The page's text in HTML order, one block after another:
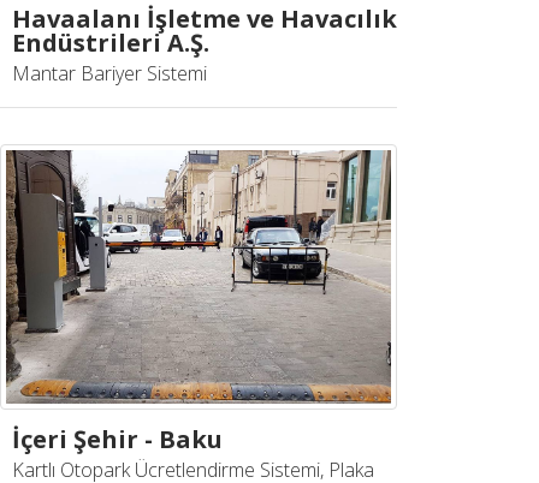
Havaalanı İşletme ve Havacılık
Endüstrileri A.Ş.
Mantar Bariyer Sistemi
İçeri Şehir - Baku
Kartlı Otopark Ücretlendirme Sistemi, Plaka